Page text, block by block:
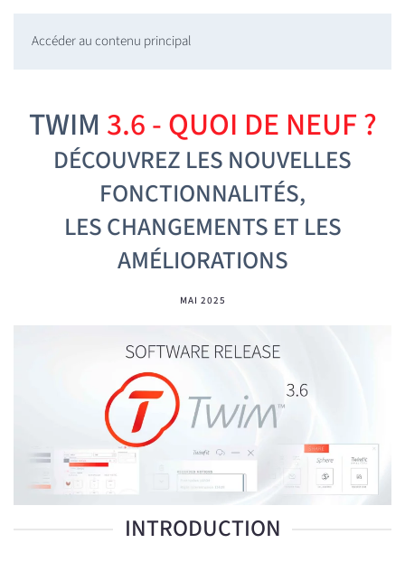
Accéder au contenu principal
TWIM 3.6 - QUOI DE NEUF ?
DÉCOUVREZ LES NOUVELLES
FONCTIONNALITÉS,
LES CHANGEMENTS ET LES
AMÉLIORATIONS
MAI 2025
INTRODUCTION